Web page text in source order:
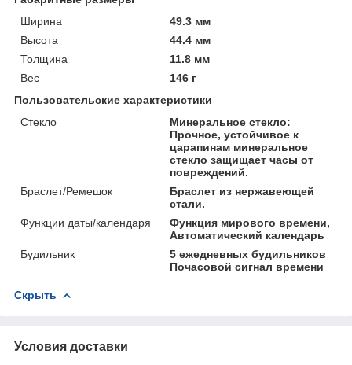
Ширина
49.3 мм
Высота
44.4 мм
Толщина
11.8 мм
Вес
146 г
Пользовательские характеристики
Стекло
Минеральное стекло:
Прочное, устойчивое к
царапинам минеральное
стекло защищает часы от
повреждений.
Браслет/Ремешок
Браслет из нержавеющей
стали.
Функции даты/календаря
Функция мирового времени,
Автоматический календарь
Будильник
5 ежедневных будильников
Почасовой сигнал времени
Скрыть
Условия доставки